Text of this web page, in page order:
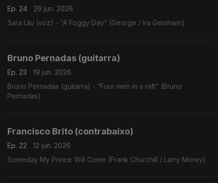
Ep. 24
26 jun. 2026
Sara Lilu (voz) - “A Foggy Day” (George / Ira Gershwin)
Bruno Pernadas (guitarra)
Ep. 23
19 jun. 2026
Bruno Pernadas (guitarra) - “Four men in a raft” (Bruno
Pernadas)
Francisco Brito (contrabaixo)
Ep. 22
12 jun. 2026
Someday My Prince Will Come (Frank Churchill / Larry Morey)